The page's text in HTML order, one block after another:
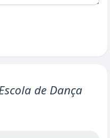
de Dança